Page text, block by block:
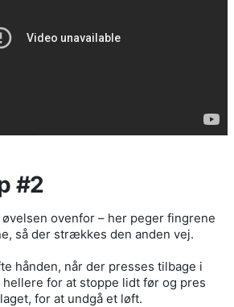
#2
øvelsen ovenfor – her peger fingrene
så der strækkes den anden vej.
hånden, når der presses tilbage i
for at stoppe lidt før og pres
for at undgå et løft.